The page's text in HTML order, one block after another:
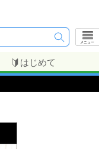
メニュー
はじめて